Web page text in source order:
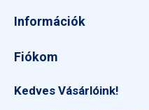
Információk
Fiókom
Kedves Vásárlóink!